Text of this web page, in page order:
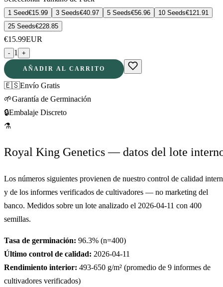
1 Seed€15.99 3 Seeds€40.97 5 Seeds€56.96 10 Seeds€121.91
25 Seeds€228.85
€15.99EUR
- 1 +
AÑADIR AL CARRITO
🇪🇸Envío Gratis
🌱Garantía de Germinación
🔒Embalaje Discreto
⚗
Royal King Genetics — datos del lote
Los números siguientes provienen de nuestro control de calidad
y de los informes verificados de cultivadores — no marketing del
banco. Medidos sobre un lote analizado el 2026-04-11 con 400
semillas.
Tasa de germinación: 96.3% (n=400)
Último control de calidad: 2026-04-11
Rendimiento interior: 493-650 g/m² (promedio de 9 informes de
cultivadores verificados)